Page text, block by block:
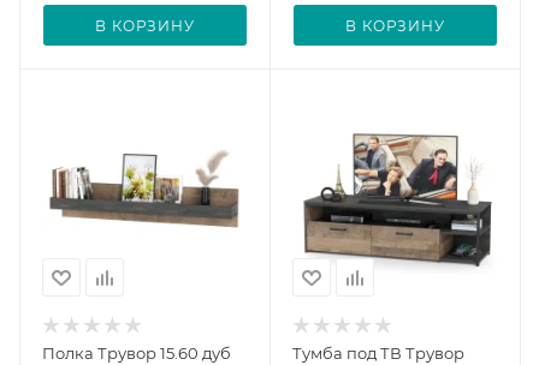
В КОРЗИНУ В КОРЗИНУ
Полка Трувор 15.60 дуб
Тумба под ТВ Трувор